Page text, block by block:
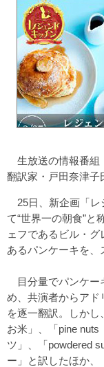
生放送の情報番組
翻訳家・戸田奈津子
25日、新企画「レ
て“世界一の朝食”と
ェフであるビル・
あるパンケーキを、
目分量でパンケー
め、共演者からアド
を逐一翻訳。しか
お米」、「pine nuts
ツ」、「powdered
ー」と訳したほか、